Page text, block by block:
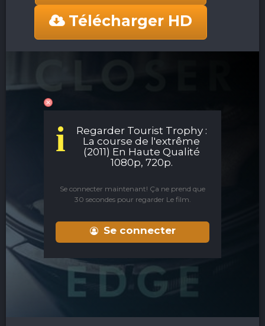
Télécharger HD
i
Regarder Tourist Trophy :
La course de l'extrême
(2011) En Haute Qualité
1080p, 720p.
Se connecter maintenant! Ça ne prend que
30 secondes pour regarder Le film.
Se connecter